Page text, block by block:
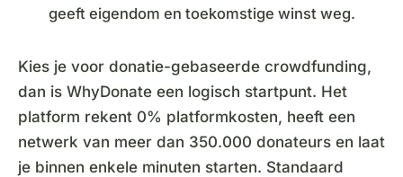
geeft eigendom en toekomstige winst weg.
Kies je voor donatie-gebaseerde crowdfunding,
dan is WhyDonate een logisch startpunt. Het
platform rekent 0% platformkosten, heeft een
netwerk van meer dan 350.000 donateurs en laat
je binnen enkele minuten starten. Standaard